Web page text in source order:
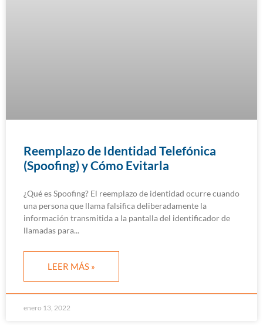
Reemplazo de Identidad Telefónica
(Spoofing) y Cómo Evitarla
¿Qué es Spoofing? El reemplazo de identidad ocurre cuando
una persona que llama falsifica deliberadamente la
información transmitida a la pantalla del identificador de
llamadas para
LEER MÁS »
enero 13, 2022